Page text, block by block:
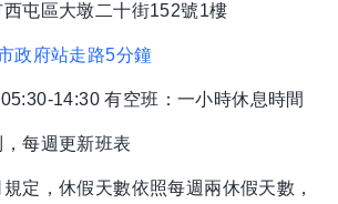
西屯區大墩二十街152號1樓
政府站走路5分鐘
05:30-14:30 有空班：一小時休息時間
每週更新班表
定，休假天數依照每週兩休假天數，